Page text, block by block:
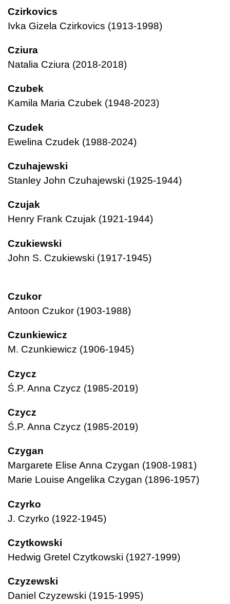
Czirkovics
Ivka Gizela Czirkovics (1913-1998)
Cziura
Natalia Cziura (2018-2018)
Czubek
Kamila Maria Czubek (1948-2023)
Czudek
Ewelina Czudek (1988-2024)
Czuhajewski
Stanley John Czuhajewski (1925-1944)
Czujak
Henry Frank Czujak (1921-1944)
Czukiewski
John S. Czukiewski (1917-1945)
Czukor
Antoon Czukor (1903-1988)
Czunkiewicz
M. Czunkiewicz (1906-1945)
Czycz
Ś.P. Anna Czycz (1985-2019)
Czycz
Ś.P. Anna Czycz (1985-2019)
Czygan
Margarete Elise Anna Czygan (1908-1981)
Marie Louise Angelika Czygan (1896-1957)
Czyrko
J. Czyrko (1922-1945)
Czytkowski
Hedwig Gretel Czytkowski (1927-1999)
Czyzewski
Daniel Czyzewski (1915-1995)